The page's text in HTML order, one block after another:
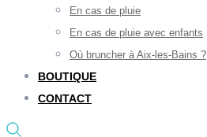
En cas de pluie
En cas de pluie avec enfants
Où bruncher à Aix-les-Bains ?
BOUTIQUE
CONTACT